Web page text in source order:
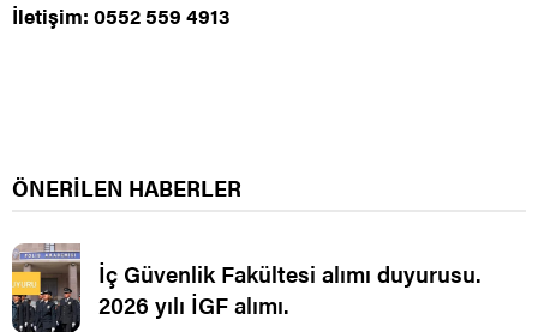
İletişim: 0552 559 4913
ÖNERİLEN HABERLER
İç Güvenlik Fakültesi alımı duyurusu.
2026 yılı İGF alımı.